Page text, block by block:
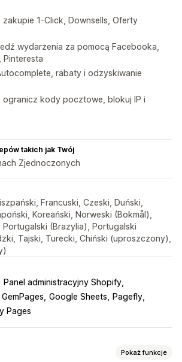
1-Click, Downsells, Oferty
wydarzenia za pomocą Facebooka,
Pinteresta
rabaty i odzyskiwanie
ogranicz kody pocztowe, blokuj IP i
takich jak Twój
Zjednoczonych
Francuski, Czeski, Duński,
Koreański, Norweski (Bokmål),
Portugalski (Brazylia), Portugalski
Tajski, Turecki, Chiński (uproszczony),
Panel administracyjny Shopify
GemPages Google Sheets
Pagefly
Pages
Pokaż funkcje